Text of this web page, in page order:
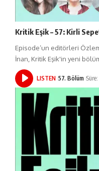
Kritik Eşik – 57: Kirli
Episode’un editörleri
İnan, Kritik Eşik'in yeni
LISTEN 57. Bölüm Süre: